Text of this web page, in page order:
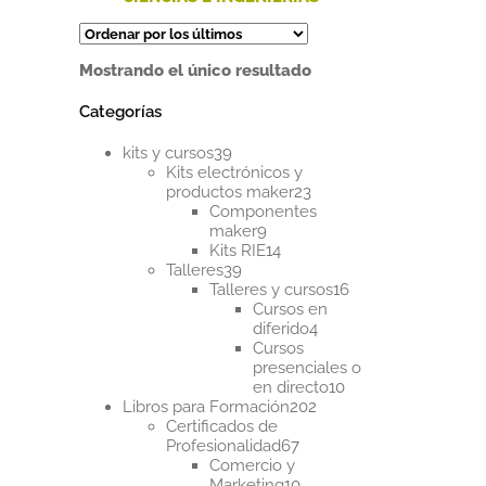
producto
múltiples
Las
se
pueden
elegir
producto
Mostrando el único resultado
Categorías
kits y cursos3939
productos
Kits electrónicos y
productos maker2323
productos
Componentes
maker99
productos
Kits RIE1414
Talleres3939
productos
Talleres y cursos1616
Cursos en
diferido44
Cursos
presenciales o
en directo1010
Libros para Formación202202
Certificados de
Profesionalidad6767
Comercio y